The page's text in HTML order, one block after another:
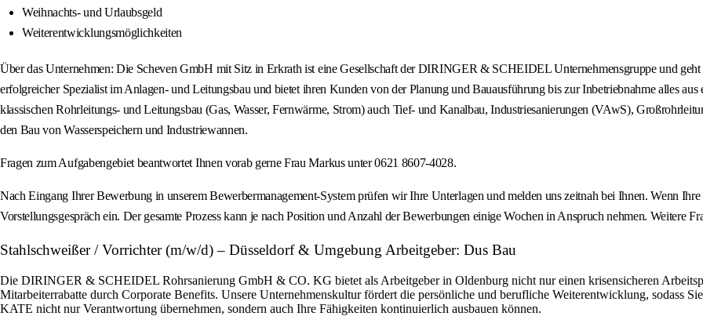
Weihnachts- und Urlaubsgeld
Weiterentwicklungsmöglichkeiten
Über das Unternehmen: Die Scheven GmbH mit Sitz in Erkrath ist eine Gesellschaft der DIRINGER & SCHEIDEL Unternehmensgruppe und
erfolgreicher Spezialist im Anlagen- und Leitungsbau und bietet ihren Kunden von der Planung und Bauausführung bis zur Inbetriebnahme alles
klassischen Rohrleitungs- und Leitungsbau (Gas, Wasser, Fernwärme, Strom) auch Tief- und Kanalbau, Industriesanierungen (VAwS),
den Bau von Wasserspeichern und Industriewannen.
Fragen zum Aufgabengebiet beantwortet Ihnen vorab gerne Frau Markus unter 0621 8607-4028.
Nach Eingang Ihrer Bewerbung in unserem Bewerbermanagement-System prüfen wir Ihre Unterlagen und melden uns zeitnah bei Ihnen. Wenn
Vorstellungsgespräch ein. Der gesamte Prozess kann je nach Position und Anzahl der Bewerbungen einige Wochen in Anspruch nehmen. Weitere
Stahlschweißer / Vorrichter (m/w/d) – Düsseldorf & Umgebung Arbeitgeber: Dus Bau
Die DIRINGER & SCHEIDEL Rohrsanierung GmbH & CO. KG bietet als Arbeitgeber in Oldenburg nicht nur einen krisensicheren
Mitarbeiterrabatte durch Corporate Benefits. Unsere Unternehmenskultur fördert die persönliche und berufliche Weiterentwicklung, sodass
KATE nicht nur Verantwortung übernehmen, sondern auch Ihre Fähigkeiten kontinuierlich ausbauen können.